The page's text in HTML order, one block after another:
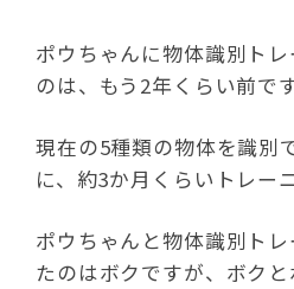
ポウちゃんに物体識別ト
のは、もう2年くらい前です
現在の5種類の物体を識別
に、約3か月くらいトレー
ポウちゃんと物体識別ト
たのはボクですが、ボク